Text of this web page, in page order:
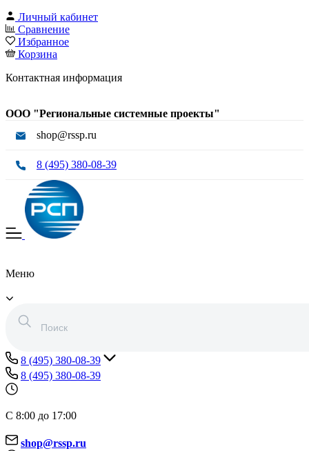
Личный кабинет
Сравнение
Избранное
Корзина
Контактная информация
ООО "Региональные системные проекты"
shop@rssp.ru
8 (495) 380-08-39
Меню
8 (495) 380-08-39
8 (495) 380-08-39
С 8:00 до 17:00
shop@rssp.ru